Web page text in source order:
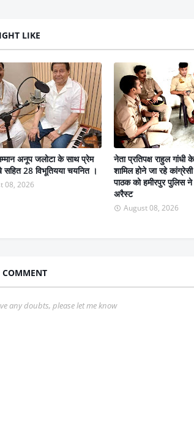
LIKE
अनूप जलोटा के साथ प्रेम
सहित 28 विभूतियया चयनित ।
08, 2026
नेता प्रतिपक्ष राहुल गांधी
शामिल होने जा रहे
पाठक को हमीरपुर पुलिस
अरैस्ट
August 08, 2026
COMMENT
any doubts, please let me know